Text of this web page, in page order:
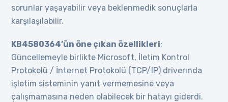
sorunlar yaşayabilir veya beklenmedik sonuçlarla
karşılaşılabilir.
KB4580364’ün öne çıkan özellikleri;
Güncellemeyle birlikte Microsoft, İletim Kontrol
Protokolü / İnternet Protokolü (TCP/IP) driverında
işletim sisteminin yanıt vermemesine veya
çalışmamasına neden olabilecek bir hatayı giderdi.